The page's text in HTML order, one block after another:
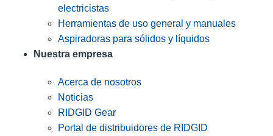
electricistas
Herramientas de uso general y manuales
Aspiradoras para sólidos y líquidos
Nuestra empresa
Acerca de nosotros
Noticias
RIDGID Gear
Portal de distribuidores de RIDGID